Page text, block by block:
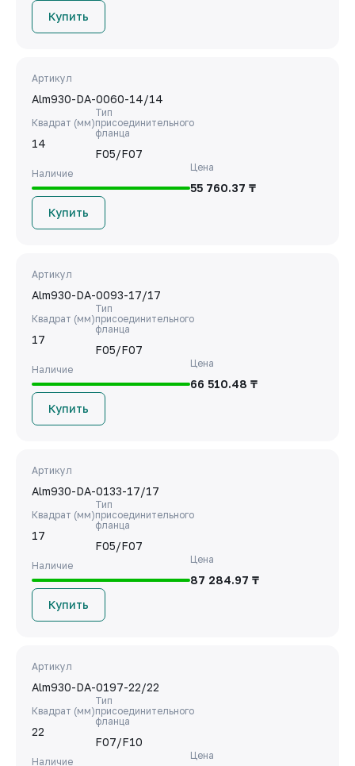
Купить
Артикул
Alm930-DA-0060-14/14
Квадрат (мм)
14
Тип
присоединительного
фланца
F05/F07
Наличие
Цена
55 760.37 ₸
Купить
Артикул
Alm930-DA-0093-17/17
Квадрат (мм)
17
Тип
присоединительного
фланца
F05/F07
Наличие
Цена
66 510.48 ₸
Купить
Артикул
Alm930-DA-0133-17/17
Квадрат (мм)
17
Тип
присоединительного
фланца
F05/F07
Наличие
Цена
87 284.97 ₸
Купить
Артикул
Alm930-DA-0197-22/22
Квадрат (мм)
22
Тип
присоединительного
фланца
F07/F10
Наличие
Цена